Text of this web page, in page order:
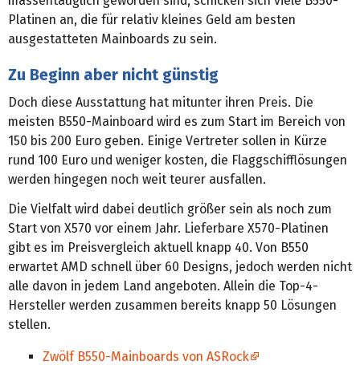
Platinen an, die für relativ kleines Geld am besten
ausgestatteten Mainboards zu sein.
Zu Beginn aber nicht günstig
Doch diese Ausstattung hat mitunter ihren Preis. Die
meisten B550-Mainboard wird es zum Start im Bereich von
150 bis 200 Euro geben. Einige Vertreter sollen in Kürze
rund 100 Euro und weniger kosten, die Flaggschifflösungen
werden hingegen noch weit teurer ausfallen.
Die Vielfalt wird dabei deutlich größer sein als noch zum
Start von X570 vor einem Jahr. Lieferbare X570-Platinen
gibt es im Preisvergleich aktuell knapp 40. Von B550
erwartet AMD schnell über 60 Designs, jedoch werden nicht
alle davon in jedem Land angeboten. Allein die Top-4-
Hersteller werden zusammen bereits knapp 50 Lösungen
stellen.
Zwölf B550-Mainboards von ASRock